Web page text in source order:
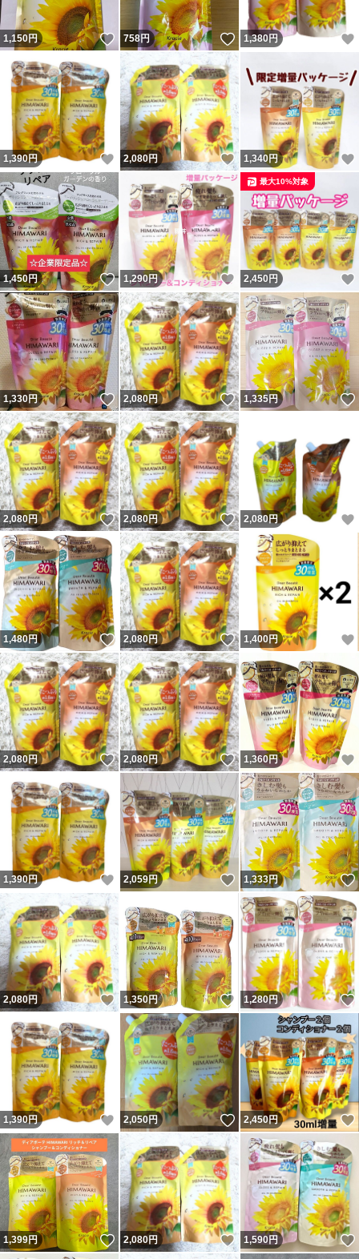
1,150円 いいね！
758円 いいね！
1,380円
1,390円 いいね！
2,080円 いいね！
1,340円
1,450円 いいね！
1,290円 いいね！
2,450 円
最大10%対象
1,330円 いいね！
2,080円 いいね！
1,335円
2,080円 いいね！
2,080円 いいね！
2,080円
1,480円 いいね！
2,080円 いいね！
1,400円
2,080円 いいね！
2,080円 いいね！
1,360円
1,390円 いいね！
2,059円 いいね！
1,333円
2,080円 いいね！
1,350円 いいね！
1,280円
1,390円 いいね！
2,050円 いいね！
2,450円
1,399円 いいね！
2,080円 いいね！
1,590円